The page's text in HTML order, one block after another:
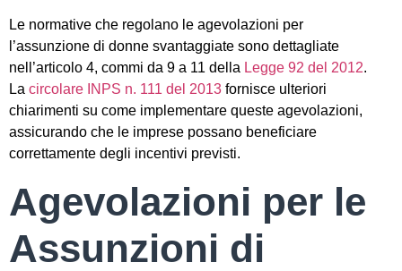
Le normative che regolano le agevolazioni per
l’assunzione di donne svantaggiate sono dettagliate
nell’articolo 4, commi da 9 a 11 della Legge 92 del 2012.
La circolare INPS n. 111 del 2013 fornisce ulteriori
chiarimenti su come implementare queste agevolazioni,
assicurando che le imprese possano beneficiare
correttamente degli incentivi previsti.
Agevolazioni per le
Assunzioni di